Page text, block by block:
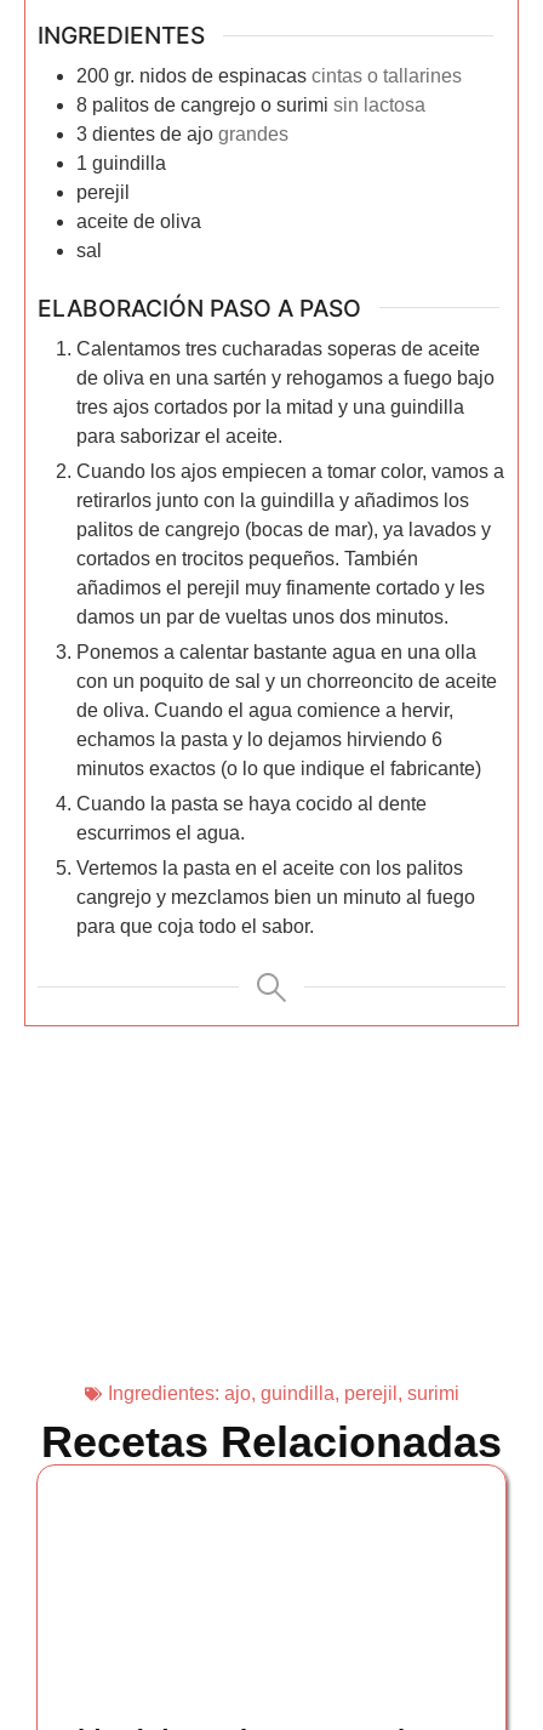
INGREDIENTES
200 gr. nidos de espinacas cintas o tallarines
8 palitos de cangrejo o surimi sin lactosa
3 dientes de ajo grandes
1 guindilla
perejil
aceite de oliva
sal
ELABORACIÓN PASO A PASO
Calentamos tres cucharadas soperas de aceite
de oliva en una sartén y rehogamos a fuego bajo
tres ajos cortados por la mitad y una guindilla
para saborizar el aceite.
Cuando los ajos empiecen a tomar color, vamos a
retirarlos junto con la guindilla y añadimos los
palitos de cangrejo (bocas de mar), ya lavados y
cortados en trocitos pequeños. También
añadimos el perejil muy finamente cortado y les
damos un par de vueltas unos dos minutos.
Ponemos a calentar bastante agua en una olla
con un poquito de sal y un chorreoncito de aceite
de oliva. Cuando el agua comience a hervir,
echamos la pasta y lo dejamos hirviendo 6
minutos exactos (o lo que indique el fabricante)
Cuando la pasta se haya cocido al dente
escurrimos el agua.
Vertemos la pasta en el aceite con los palitos
cangrejo y mezclamos bien un minuto al fuego
para que coja todo el sabor.
Ingredientes: ajo, guindilla, perejil , surimi
Recetas Relacionadas